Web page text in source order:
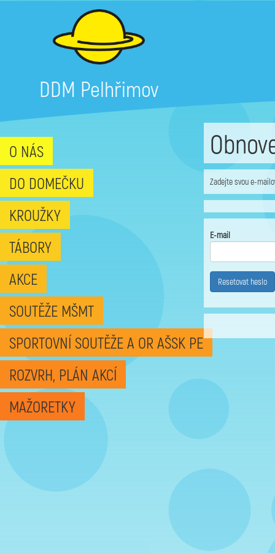
DDM Pelhřimov
O NÁS
DO DOMEČKU
KROUŽKY
TÁBORY
AKCE
SOUTĚŽE MŠMT
SPORTOVNÍ SOUTĚŽE A OR AŠSK PE
ROZVRH, PLÁN AKCÍ
MAŽORETKY
Zadejte svou e-
E-mail
Resetovat heslo